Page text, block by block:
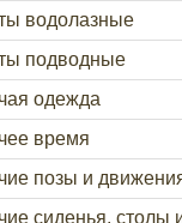
водолазные
подводные
одежда
время
позы и
сиденья, столы